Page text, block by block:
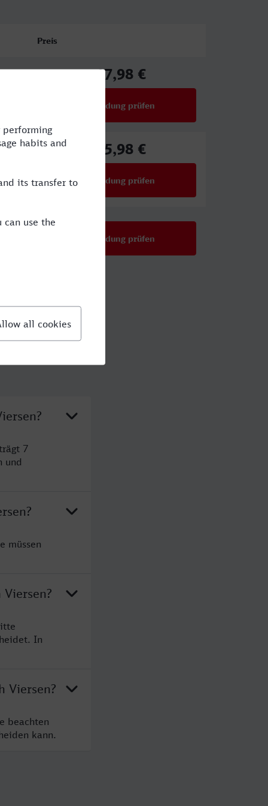
Preis
17,98 €
Verbindung prüfen
75,98 €
Verbindung prüfen
Verbindung prüfen
7
und
müssen
In
Viersen?
beachten
kann.